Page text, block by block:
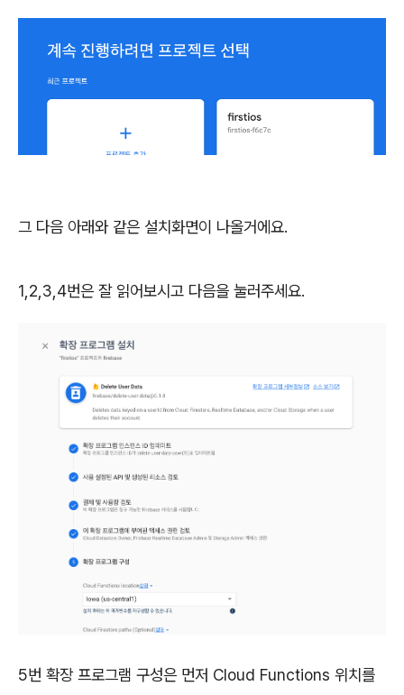
그 다음 아래와 같은 설치화면이 나올거에요.
1,2,3,4번은 잘 읽어보시고 다음을 눌러주세요.
5번 확장 프로그램 구성은 먼저 Cloud Functions 위치를